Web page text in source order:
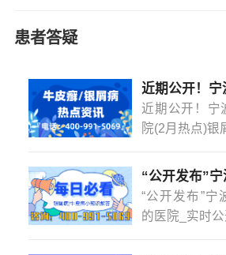
方便，总想用手挠，给
患者答疑
近期公开！宁
院(2月热点)银
“公开发布”宁
的医院_实时